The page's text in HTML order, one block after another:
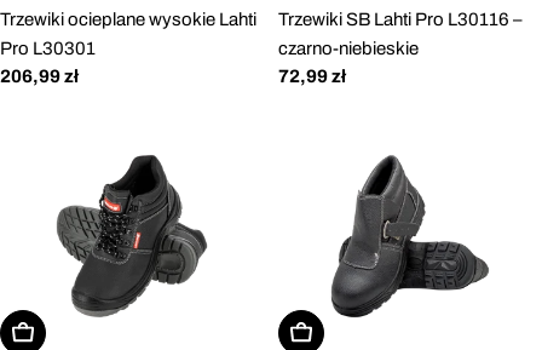
Trzewiki ocieplane wysokie Lahti
Pro L30301
Cena
206,99 zł
Trzewiki SB Lahti Pro L30116 –
czarno-niebieskie
Cena
72,99 zł
Wybierz opcje Wybierz opcje